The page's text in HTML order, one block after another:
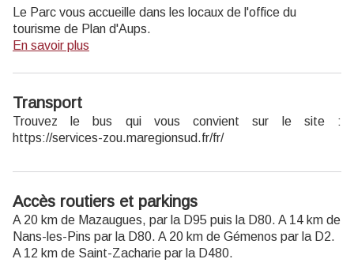
Le Parc vous accueille dans les locaux de l'office du
tourisme de Plan d'Aups.
En savoir plus
Transport
Trouvez le bus qui vous convient sur le site :
https://services-zou.maregionsud.fr/fr/
Accès routiers et parkings
A 20 km de Mazaugues, par la D95 puis la D80. A 14 km de
Nans-les-Pins par la D80. A 20 km de Gémenos par la D2.
A 12 km de Saint-Zacharie par la D480.